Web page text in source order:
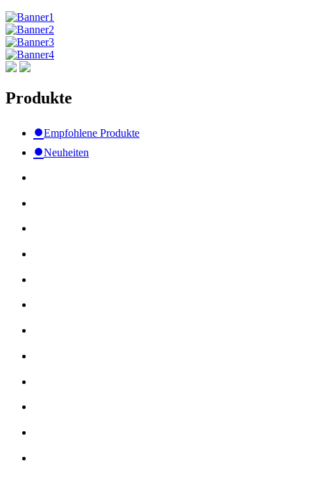
Produkte
●Empfohlene Produkte
●Neuheiten